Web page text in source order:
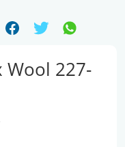
Wool 227-